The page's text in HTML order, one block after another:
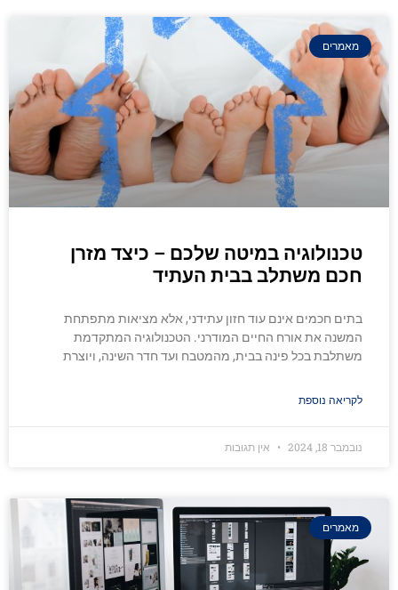
מאמרים
טכנולוגיה במיטה שלכם – כיצד מזרן
חכם משתלב בבית העתיד
בתים חכמים אינם עוד חזון עתידני, אלא מציאות מתפתחת
המשנה את אורח החיים המודרני. הטכנולוגיה המתקדמת
משתלבת בכל פינה בבית, מהמטבח ועד חדר השינה, ויוצרת
לקריאה נוספת
נובמבר 18, 2024 אין תגובות
מאמרים